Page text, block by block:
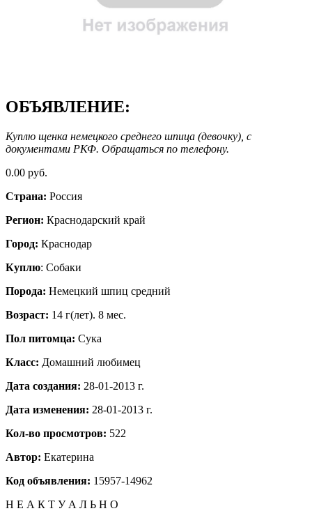
ОБЪЯВЛЕНИЕ:
Куплю щенка немецкого среднего шпица (девочку), с
документами РКФ. Обращаться по телефону.
0.00 руб.
Страна: Россия
Регион: Краснодарский край
Город: Краснодар
Куплю: Собаки
Порода: Немецкий шпиц средний
Возраст: 14 г(лет). 8 мес.
Пол питомца: Сука
Класс: Домашний любимец
Дата создания: 28-01-2013 г.
Дата изменения: 28-01-2013 г.
Кол-во просмотров: 522
Автор: Екатерина
Код объявления: 15957-14962
Н Е А К Т У А Л Ь Н О